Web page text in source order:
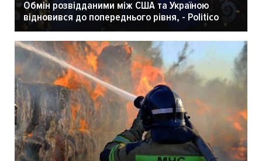
Обмін розвідданими між США та Україною
відновився до попереднього рівня, - Politico